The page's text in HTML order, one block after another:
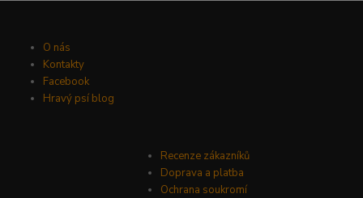
O nás
Kontakty
Facebook
Hravý psí blog
Recenze zákazníků
Doprava a platba
Ochrana soukromí